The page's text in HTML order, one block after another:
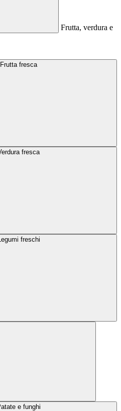
Frutta, verdura e
Frutta fresca
fresca
freschi
e funghi